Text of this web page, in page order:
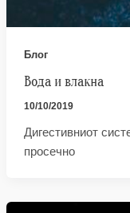
Блог
Вода и влакна
10/10/2019
Дигестивниот
просечно